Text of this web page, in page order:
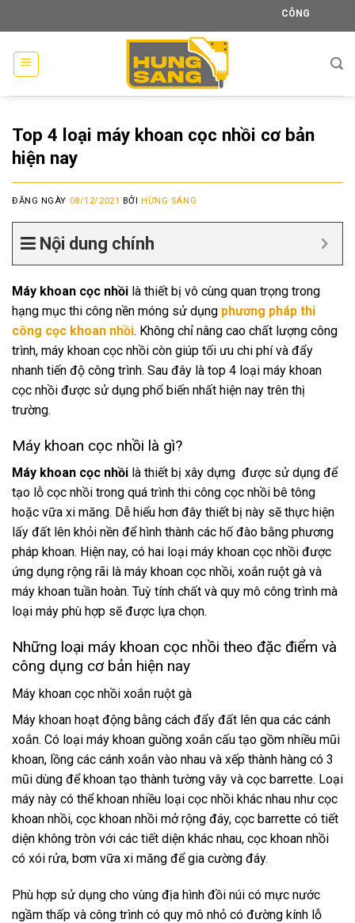
to
content
CÔNG TY TNHH XÂY
Top 4 loại máy khoan cọc nhồi cơ bản
hiện nay
ĐĂNG NGÀY 08/12/2021 BỞIHỪNG SÁNG
Nội dung chính
Máy khoan cọc nhồi là thiết bị vô cùng quan trọng trong
hạng mục thi công nền móng sử dụng phương pháp thi
công cọc khoan nhồi. Không chỉ nâng cao chất lượng công
trình, máy khoan cọc nhồi còn giúp tối ưu chi phí và đẩy
nhanh tiến độ công trình. Sau đây là top 4 loại máy khoan
cọc nhồi được sử dụng phổ biến nhất hiện nay trên thị
trường.
Máy khoan cọc nhồi là gì?
Máy khoan cọc nhồi là thiết bị xây dựng được sử dụng để
tạo lỗ cọc nhồi trong quá trình thi công cọc nhồi bê tông
hoặc vữa xi măng. Dễ hiểu hơn đây thiết bị này sẽ thực hiện
lấy đất lên khỏi nền để hình thành các hố đào bằng phương
pháp khoan. Hiện nay, có hai loại máy khoan cọc nhồi được
ứng dụng rộng rãi là máy khoan cọc nhồi, xoắn ruột gà và
máy khoan tuần hoàn. Tuỳ tính chất và quy mô công trình mà
loại máy phù hợp sẽ được lựa chọn.
Những loại máy khoan cọc nhồi theo đặc điểm và
công dụng cơ bản hiện nay
Máy khoan cọc nhồi xoắn ruột gà
Máy khoan hoạt động bằng cách đẩy đất lên qua các cánh
xoắn. Có loại máy khoan guồng xoắn cấu tạo gồm nhiều mũi
khoan, lồng các cánh xoắn vào nhau và xếp thành hàng có 3
mũi dùng để khoan tạo thành tường vây và cọc barrette. Loại
máy này có thể khoan nhiều loại cọc nhồi khác nhau như cọc
khoan nhồi, cọc khoan nhồi mở rộng đáy, cọc barrette có tiết
diện không tròn với các tiết diện khác nhau, cọc khoan nhồi
có xói rửa, bơm vữa xi măng để gia cường đáy.
Phù hợp sử dụng cho vùng địa hình đồi núi có mực nước
ngầm thấp và công trình có quy mô nhỏ có đường kính lỗ